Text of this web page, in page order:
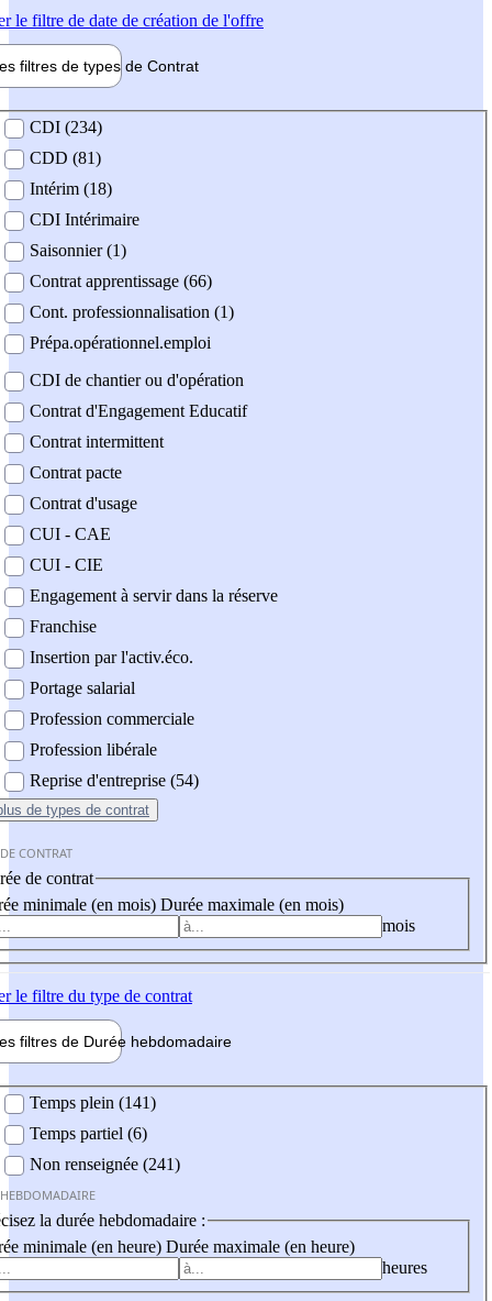
le filtre de date de création de l'offre
filtres de types de Contrat
contrat
CDI (234)
CDD (81)
Intérim (18)
CDI Intérimaire
Saisonnier (1)
Contrat apprentissage (66)
Cont. professionnalisation (1)
Prépa.opérationnel.emploi
CDI de chantier ou d'opération
Contrat d'Engagement Educatif
Contrat intermittent
Contrat pacte
Contrat d'usage
CUI - CAE
CUI - CIE
Engagement à servir dans la réserve
Franchise
Insertion par l'activ.éco.
Portage salarial
Profession commerciale
Profession libérale
Reprise d'entreprise (54)
de types de contrat
CONTRAT
de contrat
minimale (en mois) Durée maximale (en mois)
mois
le filtre du type de contrat
filtres de Durée hebdomadaire
Temps plein (141)
Temps partiel (6)
Non renseignée (241)
la durée hebdomadaire :
minimale (en heure) Durée maximale (en heure)
heures